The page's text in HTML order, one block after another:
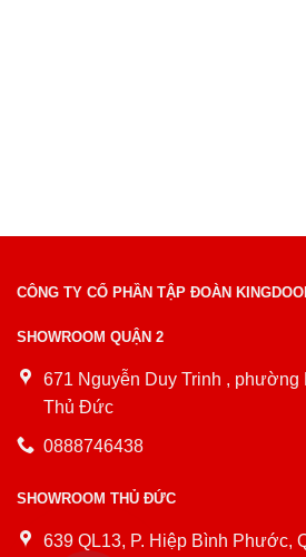
CÔNG TY CỔ PHẦN TẬP ĐOÀN
SHOWROOM QUẬN 2
671 Nguyễn Duy Trinh ,
Thủ Đức
0888746438
SHOWROOM THỦ ĐỨC
639 QL13, P. Hiệp Bình Phước,